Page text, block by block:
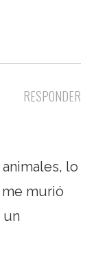
RESPONDER
lo
murió
un